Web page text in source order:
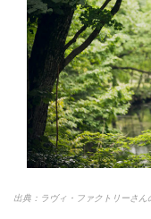
出典：ラヴィ・ファクトリーさん